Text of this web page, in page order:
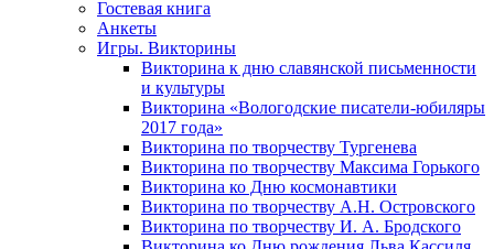
Гостевая книга
Анкеты
Игры. Викторины
Викторина к дню славянской письменности
и культуры
Викторина «Вологодские писатели-юбиляры
2017 года»
Викторина по творчеству Тургенева
Викторина по творчеству Максима Горького
Викторина ко Дню космонавтики
Викторина по творчеству А.Н. Островского
Викторина по творчеству И. А. Бродского